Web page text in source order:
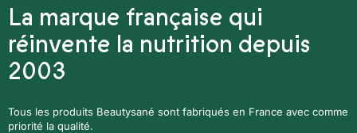
La marque française qui
réinvente la nutrition depuis
2003
Tous les produits Beautysané sont fabriqués en France avec comme
priorité la qualité.